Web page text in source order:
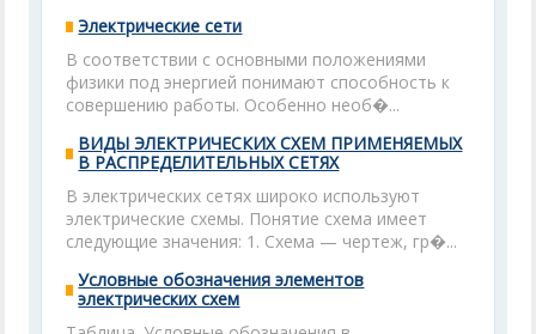
Электрические сети
В соответствии с основными положениями
физики под энергией понимают способность к
совершению работы. Особенно необ�...
ВИДЫ ЭЛЕКТРИЧЕСКИХ СХЕМ ПРИМЕНЯЕМЫХ
В РАСПРЕДЕЛИТЕЛЬНЫХ СЕТЯХ
В электрических сетях широко используют
электрические схемы. Понятие схема имеет
следующие значения: 1. Схема — чертеж, гр�...
Условные обозначения элементов
электрических схем